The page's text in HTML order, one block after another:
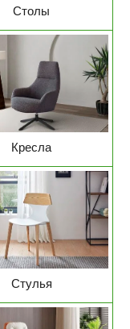
Столы
Кресла
Стулья